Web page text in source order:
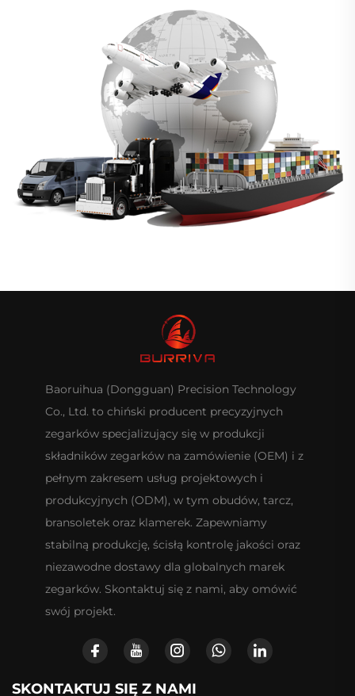
Baoruihua (Dongguan) Precision Technology
Co., Ltd. to chiński producent precyzyjnych
zegarków specjalizujący się w produkcji
składników zegarków na zamówienie (OEM) i z
pełnym zakresem usług projektowych i
produkcyjnych (ODM), w tym obudów, tarcz,
bransoletek oraz klamerek. Zapewniamy
stabilną produkcję, ścisłą kontrolę jakości oraz
niezawodne dostawy dla globalnych marek
zegarków. Skontaktuj się z nami, aby omówić
swój projekt.
SKONTAKTUJ SIĘ Z NAMI